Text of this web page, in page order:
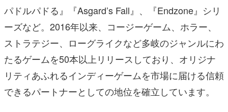
パドルパドる』『Asgard’s Fall』、『Endzone』シリ
ーズなど。2016年以来、コージーゲーム、ホラー、
ストラテジー、ローグライクなど多岐のジャンルにわ
たるゲームを50本以上リリースしており、オリジナ
リティあふれるインディーゲームを市場に届ける信頼
できるパートナーとしての地位を確立しています。